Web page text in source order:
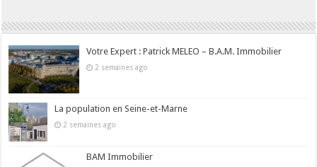
Votre Expert : Patrick MELEO – B.A.M. Immobilier
2 semaines ago
La population en Seine-et-Marne
2 semaines ago
BAM Immobilier